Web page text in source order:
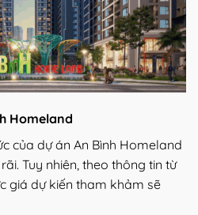
Homeland
của dự án An Bình Homeland
Tuy nhiên, theo thông tin từ
giá dự kiến tham khảm sẽ